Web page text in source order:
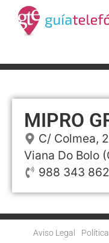
MIPRO
C/ Colmea, 2
Viana Do Bolo
988 343 862
Aviso Legal